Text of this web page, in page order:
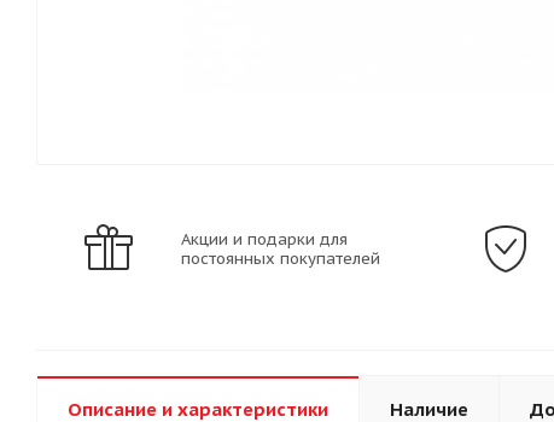
Акции и подарки для
постоянных покупателей
Описание и характеристики Наличие